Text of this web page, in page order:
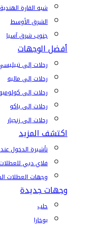
شبه القارة الهندية
الشرق الأوسط
جنوب شرق آسيا
أفضل الوجهات
رحلات إلى
رحلات إلى ماليه
رحلات إلى كولومبو
رحلات إلى باكو
رحلات إلى زنجبار
اكتشف المزيد
تأشيرة الدخول
فلاي دبي
وجهات العطلات
وجهات جديدة
حلب
بوخارا